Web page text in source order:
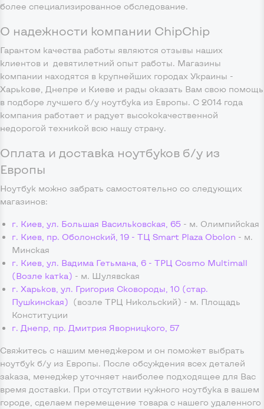
более специализированное обследование.
О надежности компании ChipChip
Гарантом качества работы являются отзывы наших
клиентов и девятилетний опыт работы. Магазины
компании находятся в крупнейших городах Украины -
Харькове, Днепре и Киеве и рады оказать Вам свою помощь
в подборе лучшего б/у ноутбука из Европы. С 2014 года
компания работает и радует высококачественной
недорогой техникой всю нашу страну.
Оплата и доставка ноутбуков б/у из
Европы
Ноутбук можно забрать самостоятельно со следующих
магазинов:
г. Киев, ул. Большая Васильковская, 65 - м. Олимпийская
г. Киев, пр. Оболонский, 19 - ТЦ Smart Plaza Obolon - м.
Минская
г. Киев, ул. Вадима Гетьмана, 6 - ТРЦ Cosmo Multimall
(Возле катка) - м. Шулявская
г. Харьков, ул. Григория Сковороды, 10 (стар.
Пушкинская) (возле ТРЦ Никольский) - м. Площадь
Конституции
г. Днепр, пр. Дмитрия Яворницкого, 57
Свяжитесь с нашим менеджером и он поможет выбрать
ноутбук б/у из Европы. После обсуждения всех деталей
заказа, менеджер уточняет наиболее подходящее для Вас
время доставки. При отсутствии нужного ноутбука в вашем
городе, сделаем перемещение товара с нашего удаленного